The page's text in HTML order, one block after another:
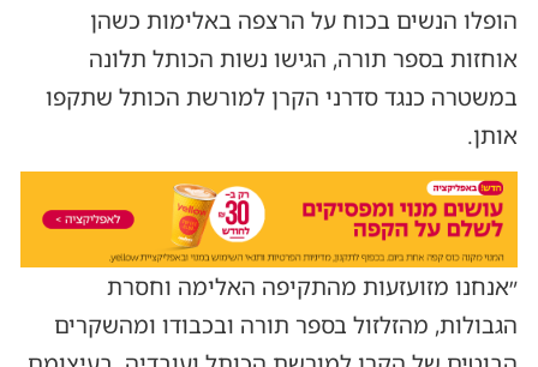
הופלו הנשים בכוח על הרצפה באלימות כשהן
אוחזות בספר תורה, הגישו נשות הכותל תלונה
במשטרה כנגד סדרני הקרן למורשת הכותל שתקפו
אותן.
״אנחנו מזועזעות מהתקיפה האלימה וחסרת
הגבולות, מהזלזול בספר תורה ובכבודו ומהשקרים